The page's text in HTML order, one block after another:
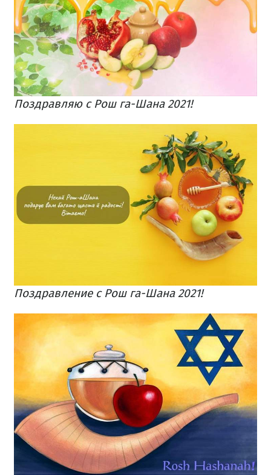
Поздравляю с Рош га-Шана 2021!
Поздравление с Рош га-Шана 2021!